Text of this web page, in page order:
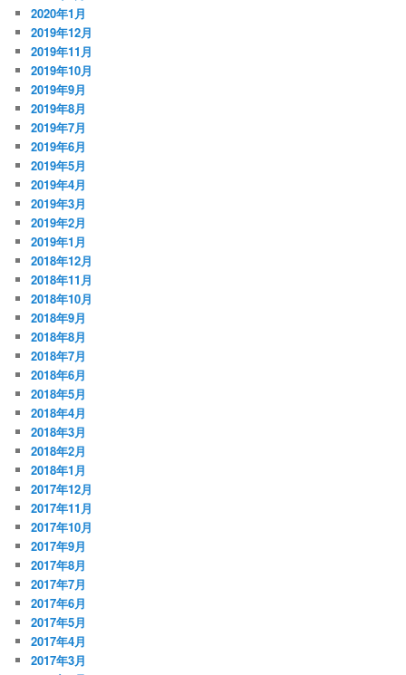
2020年1月
2019年12月
2019年11月
2019年10月
2019年9月
2019年8月
2019年7月
2019年6月
2019年5月
2019年4月
2019年3月
2019年2月
2019年1月
2018年12月
2018年11月
2018年10月
2018年9月
2018年8月
2018年7月
2018年6月
2018年5月
2018年4月
2018年3月
2018年2月
2018年1月
2017年12月
2017年11月
2017年10月
2017年9月
2017年8月
2017年7月
2017年6月
2017年5月
2017年4月
2017年3月